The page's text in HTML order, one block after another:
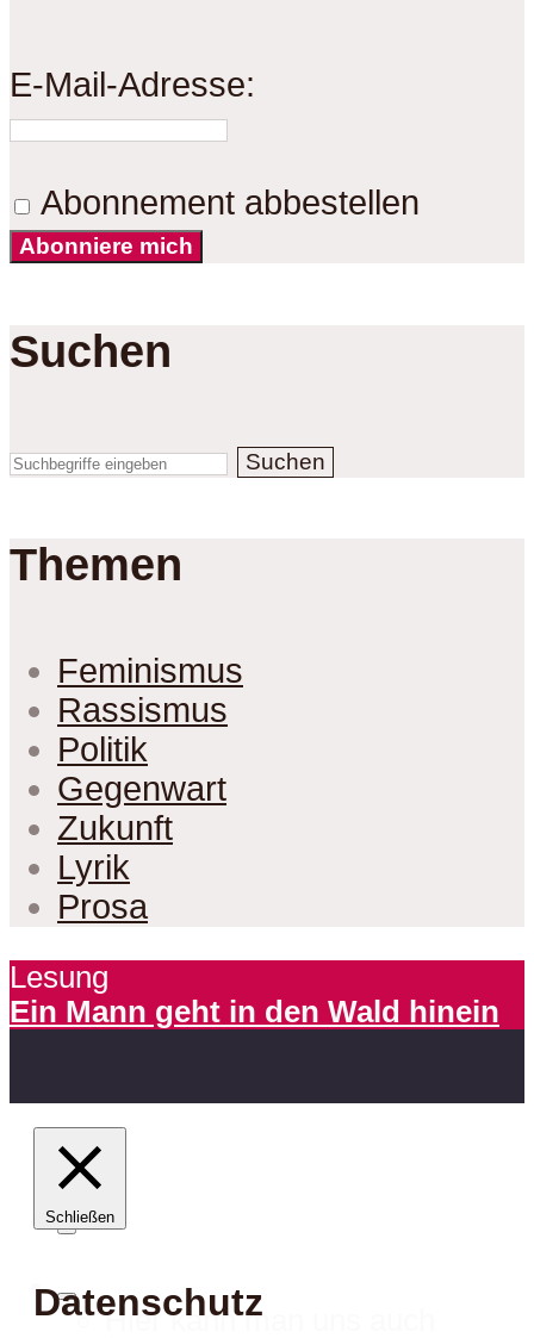
E-Mail-Adresse:
Abonnement abbestellen
Abonniere mich
Suchen
Suchen
Themen
Feminismus
Rassismus
Politik
Gegenwart
Zukunft
Lyrik
Prosa
Lesung
Ein Mann geht in den Wald hinein
Hier kann man uns auch
Schließen
Datenschutz